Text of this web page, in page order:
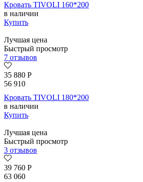
Кровать TIVOLI 160*200
в наличии
Купить
Лучшая цена
Быстрый просмотр
7 отзывов
35 880 Р
56 910
Кровать TIVOLI 180*200
в наличии
Купить
Лучшая цена
Быстрый просмотр
3 отзывов
39 760 Р
63 060